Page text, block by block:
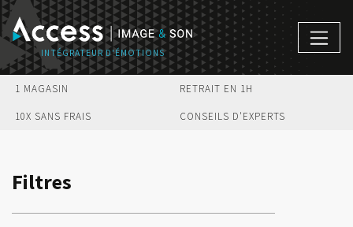
1 MAGASIN RETRAIT EN 1H
10X SANS FRAIS CONSEILS D'EXPERTS
Filtres